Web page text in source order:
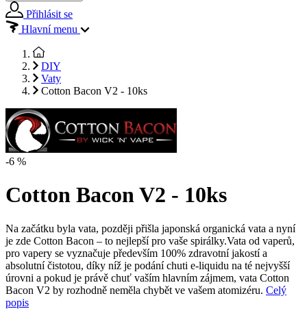
Přihlásit se
Hlavní menu
DIY
Vaty
Cotton Bacon V2 - 10ks
-6 %
Cotton Bacon V2 - 10ks
Na začátku byla vata, později přišla japonská organická vata a nyní
je zde Cotton Bacon – to nejlepší pro vaše spirálky.Vata od vaperů,
pro vapery se vyznačuje především 100% zdravotní jakostí a
absolutní čistotou, díky níž je podání chuti e-liquidu na té nejvyšší
úrovni a pokud je právě chuť vaším hlavním zájmem, vata Cotton
Bacon V2 by rozhodně neměla chybět ve vašem atomizéru. Celý
popis